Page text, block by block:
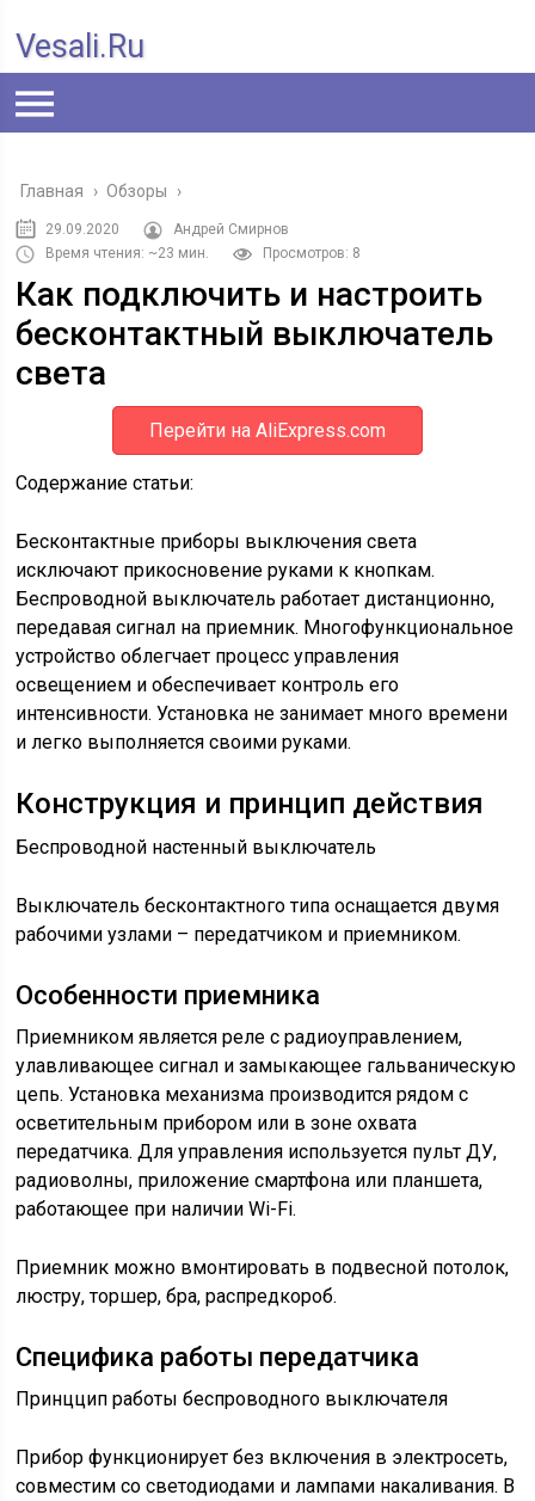
Vesali.ru
Главная › Обзоры ›
29.09.2020
Андрей Смирнов
Время чтения: ~23 мин.
Просмотров: 8
Как подключить и настроить
бесконтактный выключатель
света
Перейти на AliExpress.com
Содержание статьи:
Бесконтактные приборы выключения света
исключают прикосновение руками к кнопкам.
Беспроводной выключатель работает дистанционно,
передавая сигнал на приемник. Многофункциональное
устройство облегчает процесс управления
освещением и обеспечивает контроль его
интенсивности. Установка не занимает много времени
и легко выполняется своими руками.
Конструкция и принцип действия
Беспроводной настенный выключатель
Выключатель бесконтактного типа оснащается двумя
рабочими узлами – передатчиком и приемником.
Особенности приемника
Приемником является реле с радиоуправлением,
улавливающее сигнал и замыкающее гальваническую
цепь. Установка механизма производится рядом с
осветительным прибором или в зоне охвата
передатчика. Для управления используется пульт ДУ,
радиоволны, приложение смартфона или планшета,
работающее при наличии Wi-Fi.
Приемник можно вмонтировать в подвесной потолок,
люстру, торшер, бра, распредкороб.
Специфика работы передатчика
Принццип работы беспроводного выключателя
Прибор функционирует без включения в электросеть,
совместим со светодиодами и лампами накаливания. В